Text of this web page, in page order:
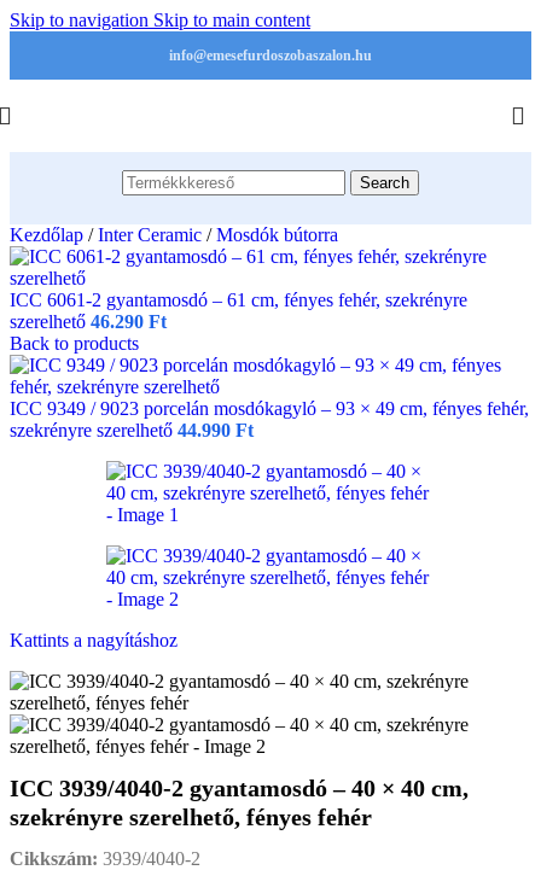
Skip to navigation Skip to main content
info@emesefurdoszobaszalon.hu
Search
Kezdőlap / Inter Ceramic / Mosdók bútorra
ICC 6061-2 gyantamosdó – 61 cm, fényes fehér, szekrényre
szerelhető 46.290 Ft
Back to products
ICC 9349 / 9023 porcelán mosdókagyló – 93 × 49 cm, fényes fehér,
szekrényre szerelhető 44.990 Ft
Kattints a nagyításhoz
ICC 3939/4040-2 gyantamosdó – 40 × 40 cm,
szekrényre szerelhető, fényes fehér
Cikkszám: 3939/4040-2